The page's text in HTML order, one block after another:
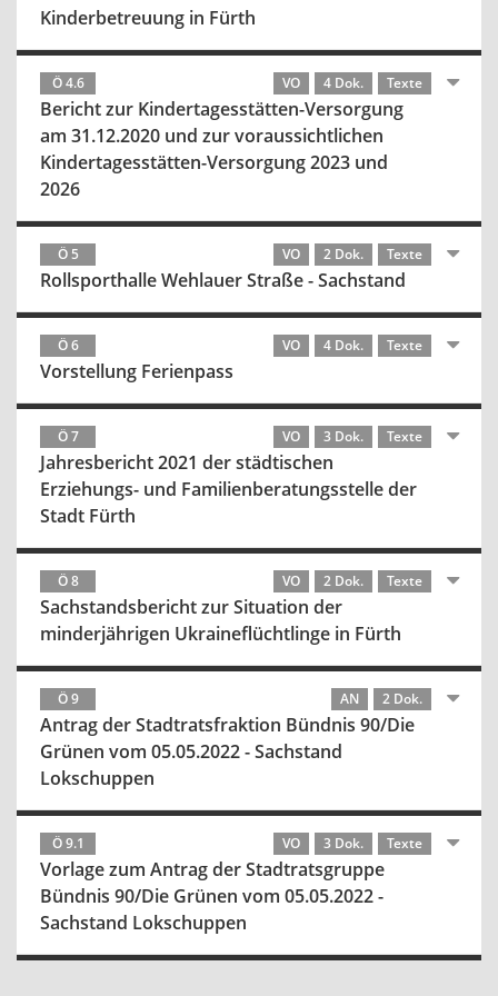
Kinderbetreuung in Fürth
Ö 4.6 VO 4 Dok. Texte
Bericht zur Kindertagesstätten-Versorgung
am 31.12.2020 und zur voraussichtlichen
Kindertagesstätten-Versorgung 2023 und
2026
Ö 5 VO 2 Dok. Texte
Rollsporthalle Wehlauer Straße - Sachstand
Ö 6 VO 4 Dok. Texte
Vorstellung Ferienpass
Ö 7 VO 3 Dok. Texte
Jahresbericht 2021 der städtischen
Erziehungs- und Familienberatungsstelle der
Stadt Fürth
Ö 8 VO 2 Dok. Texte
Sachstandsbericht zur Situation der
minderjährigen Ukraineflüchtlinge in Fürth
Ö 9 AN 2 Dok.
Antrag der Stadtratsfraktion Bündnis 90/Die
Grünen vom 05.05.2022 - Sachstand
Lokschuppen
Ö 9.1 VO 3 Dok. Texte
Vorlage zum Antrag der Stadtratsgruppe
Bündnis 90/Die Grünen vom 05.05.2022 -
Sachstand Lokschuppen